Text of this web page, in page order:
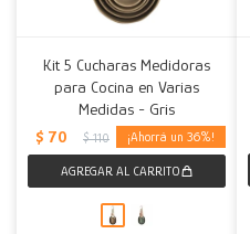
Kit 5 Cucharas Medidoras
para Cocina en Varias
Medidas - Gris
$ 70 $ 110 36